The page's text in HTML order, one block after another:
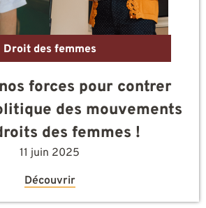
Droit des femmes
forces pour contrer
des mouvements
des femmes !
11 juin 2025
Découvrir